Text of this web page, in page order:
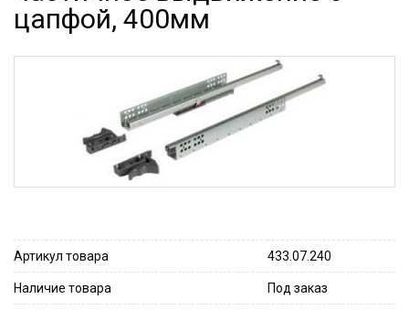
цапфой, 400мм
Артикул товара 433.07.240
Наличие товара Под заказ